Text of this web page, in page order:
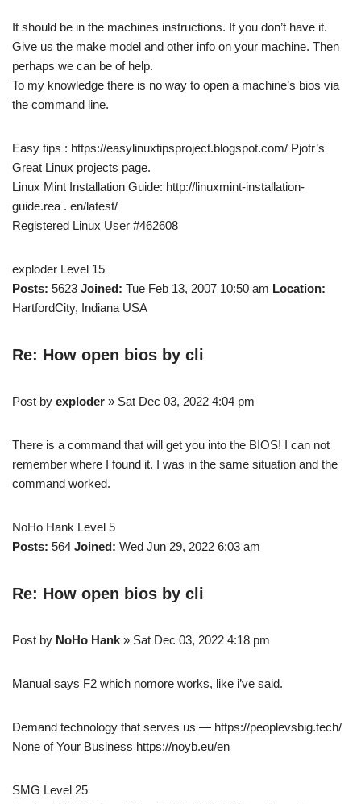
It should be in the machines instructions. If you don’t have it.
Give us the make model and other info on your machine. Then
perhaps we can be of help.
To my knowledge there is no way to open a machine’s bios via
the command line.
Easy tips : https://easylinuxtipsproject.blogspot.com/ Pjotr’s
Great Linux projects page.
Linux Mint Installation Guide: http://linuxmint-installation-
guide.rea . en/latest/
Registered Linux User #462608
exploder Level 15
Posts: 5623 Joined: Tue Feb 13, 2007 10:50 am Location:
HartfordCity, Indiana USA
Re: How open bios by cli
Post by exploder » Sat Dec 03, 2022 4:04 pm
There is a command that will get you into the BIOS! I can not
remember where I found it. I was in the same situation and the
command worked.
NoHo Hank Level 5
Posts: 564 Joined: Wed Jun 29, 2022 6:03 am
Re: How open bios by cli
Post by NoHo Hank » Sat Dec 03, 2022 4:18 pm
Manual says F2 which nomore works, like i’ve said.
Demand technology that serves us — https://peoplevsbig.tech/
None of Your Business https://noyb.eu/en
SMG Level 25